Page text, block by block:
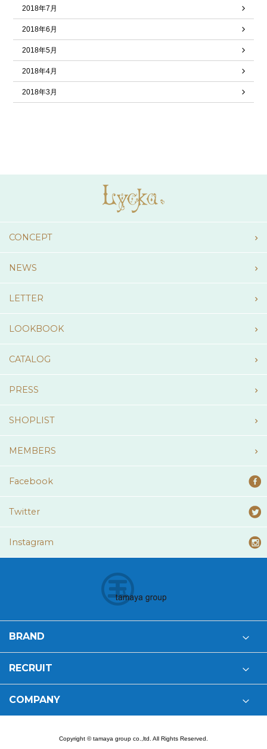
2018年7月
2018年6月
2018年5月
2018年4月
2018年3月
CONCEPT
NEWS
LETTER
LOOKBOOK
CATALOG
PRESS
SHOPLIST
MEMBERS
Facebook
Twitter
Instagram
BRAND
RECRUIT
COMPANY
Copyright © tamaya group co.,ltd. All Rights Reserved.